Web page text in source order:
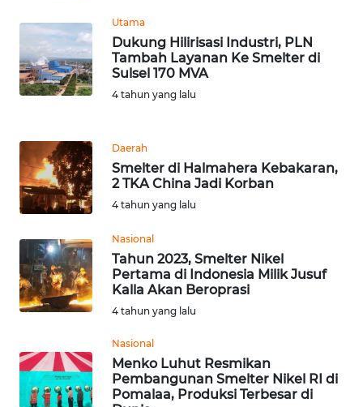
Utama
Dukung Hilirisasi Industri, PLN
Tambah Layanan Ke Smelter di
Sulsel 170 MVA
4 tahun yang lalu
Daerah
Smelter di Halmahera Kebakaran,
2 TKA China Jadi Korban
4 tahun yang lalu
Nasional
Tahun 2023, Smelter Nikel
Pertama di Indonesia Milik Jusuf
Kalla Akan Beroprasi
4 tahun yang lalu
Nasional
Menko Luhut Resmikan
Pembangunan Smelter Nikel RI di
Pomalaa, Produksi Terbesar di
WN
TEBING
TINGGI
WN
KARAWANG
BEKASI
WN
BOGOR
WN
DEPOK